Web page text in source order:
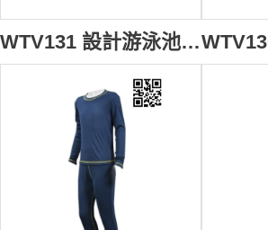
WTV131 設計游泳池套裝 訂造純色救生員制服套裝 夏天 製作制服套裝 制服套裝專營 紅色